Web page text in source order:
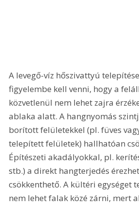
A levegő-víz hőszivattyú
figyelembe kell venni, hogy a
közvetlenül nem lehet zajra
ablaka alatt. A hangnyomás
borított felületekkel (pl. füves
telepített felületek) hallhatóan
Építészeti akadályokkal, pl.
stb.) a direkt hangterjedés
csökkenthető. A kültéri egységet
nem lehet falak közé zárni, mert